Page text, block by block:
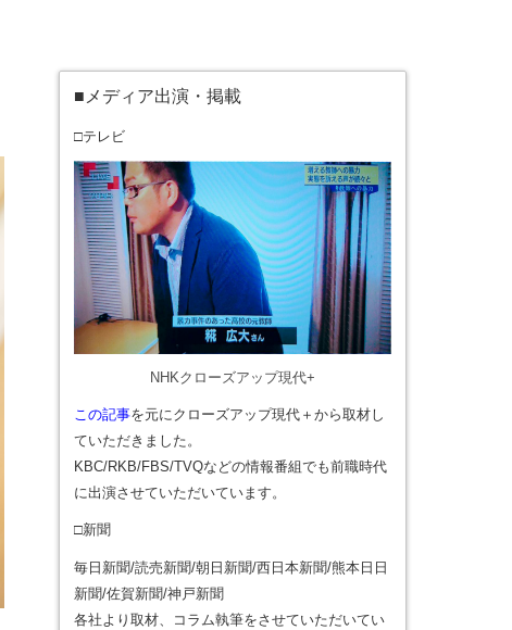
■メディア出演・掲載
□テレビ
NHKクローズアップ現代+
この記事を元にクローズアップ現代＋から取材し
ていただきました。
KBC/RKB/FBS/TVQなどの情報番組でも前職時代
に出演させていただいています。
□新聞
毎日新聞/読売新聞/朝日新聞/西日本新聞/熊本日日
新聞/佐賀新聞/神戸新聞
各社より取材、コラム執筆をさせていただいてい